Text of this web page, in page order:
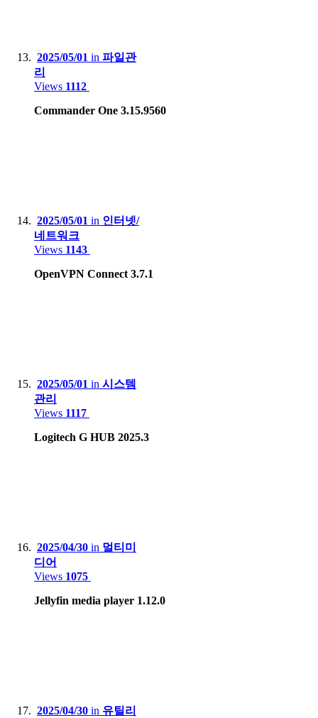
2025/05/01 in 파일관
리
Views 1112
Commander One 3.15.9560
2025/05/01 in 인터넷/
네트워크
Views 1143
OpenVPN Connect 3.7.1
2025/05/01 in 시스템
관리
Views 1117
Logitech G HUB 2025.3
2025/04/30 in 멀티미
디어
Views 1075
Jellyfin media player 1.12.0
2025/04/30 in 유틸리